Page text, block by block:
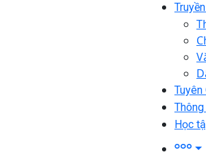
Tuyên
Học